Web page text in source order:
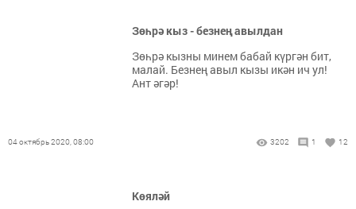
Зөһрә кыз - безнең авылдан
Зөһрә кызны минем бабай күргән бит,
малай. Безнең авыл кызы икән ич ул!
Ант әгәр!
04 октябрь 2020, 08:00 3202 1 12
Көяләй